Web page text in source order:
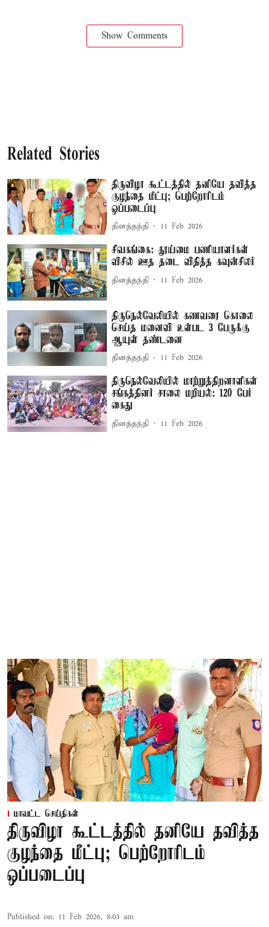
Show Comments
Related Stories
திருவிழா கூட்டத்தில் தனியே தவித்த
குழந்தை மீட்பு; பெற்றோரிடம்
ஒப்படைப்பு
தினத்தந்தி 11 Feb 2026
சிவகங்கை: தூய்மை பணியாளர்கள்
விசில் ஊத தடை விதித்த கவுன்சிலர்
தினத்தந்தி 11 Feb 2026
திருநெல்வேலியில் கணவரை கொலை
செய்த மனைவி உள்பட 3 பேருக்கு
ஆயுள் தண்டனை
தினத்தந்தி 11 Feb 2026
திருநெல்வேலியில் மாற்றுத்திறனாளிகள்
சங்கத்தினர் சாலை மறியல்: 120 பேர்
கைது
தினத்தந்தி 11 Feb 2026
மாவட்ட செய்திகள்
திருவிழா கூட்டத்தில் தனியே தவித்த
குழந்தை மீட்பு; பெற்றோரிடம்
ஒப்படைப்பு
Published on: 11 Feb 2026, 8:03 am